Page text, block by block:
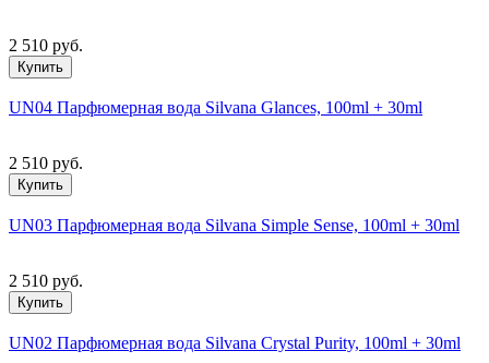
2 510 руб.
Купить
UN04 Парфюмерная вода Silvana Glances, 100ml + 30ml
2 510 руб.
Купить
UN03 Парфюмерная вода Silvana Simple Sense, 100ml + 30ml
2 510 руб.
Купить
UN02 Парфюмерная вода Silvana Crystal Purity, 100ml + 30ml